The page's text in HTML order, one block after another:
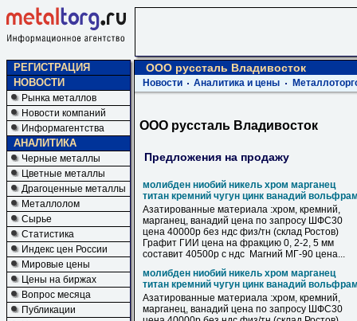
РЕГИСТРАЦИЯ
НОВОСТИ
Рынка металлов
Новости компаний
Информагентства
АНАЛИТИКА
Черные металлы
Цветные металлы
Драгоценные металлы
Металлолом
Сырье
Статистика
Индекс цен России
Мировые цены
Цены на биржах
Вопрос месяца
Публикации
ООО руссталь Владивосток
Новости Аналитика и цены
ООО руссталь Владивосток
Предложения на продажу
молибден ниобий никель хром марганец
титан кремний чугун цинк ванадий
Азатированные материала :хром, кремний,
марганец, ванадий цена по запросу ШФС30
цена 40000р без ндс физ/тн (склад Ростов)
Графит ГИИ цена на фракцию 0, 2-2, 5 мм
составит 40500р с ндс Магний МГ-90 цена...
молибден ниобий никель хром марганец
титан кремний чугун цинк ванадий
Азатированные материала :хром, кремний,
марганец, ванадий цена по запросу ШФС30